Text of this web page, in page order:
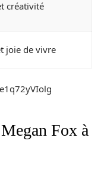
créativité
joie de vivre
Fox à